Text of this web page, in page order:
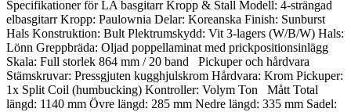
Specifikationer för LA basgitarr Kropp & Stall Modell: 4-strängad
elbasgitarr Kropp: Paulownia Delar: Koreanska Finish: Sunburst
Hals Konstruktion: Bult Plektrumskydd: Vit 3-lagers (W/B/W) Hals:
Lönn Greppbräda: Oljad poppellaminat med prickpositionsinlägg
Skala: Full storlek 864 mm / 20 band Pickuper och hårdvara
Stämskruvar: Pressgjuten kugghjulskrom Hårdvara: Krom Pickuper:
1x Split Coil (humbucking) Kontroller: Volym Ton Mått Total
längd: 1140 mm Övre längd: 285 mm Nedre längd: 335 mm Sadel: